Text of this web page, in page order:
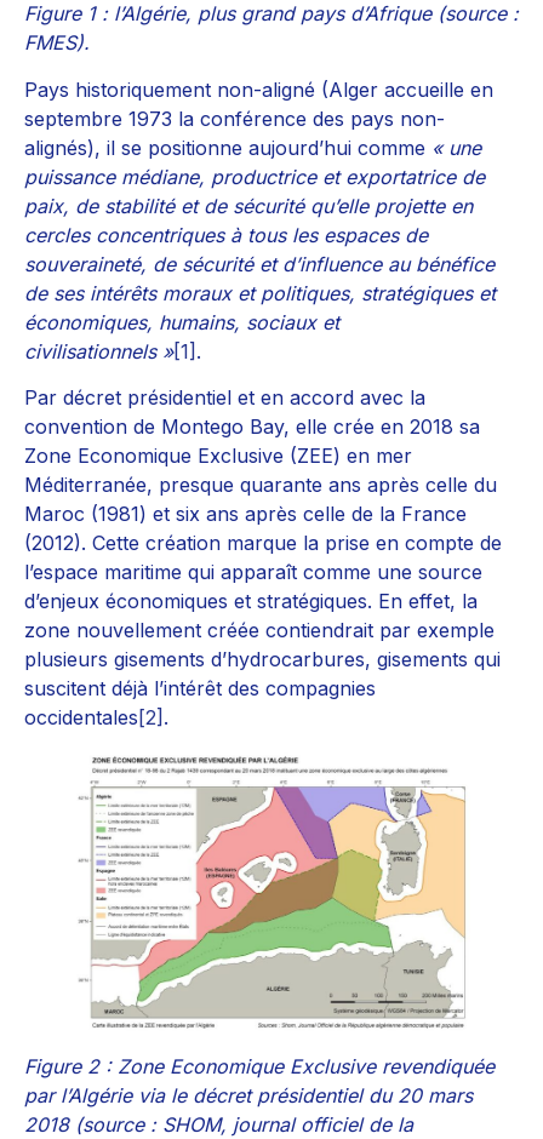
Figure 1 : l’Algérie, plus grand pays d’Afrique (source :
FMES).
Pays historiquement non-aligné (Alger accueille en
septembre 1973 la conférence des pays non-
alignés), il se positionne aujourd’hui comme « une
puissance médiane, productrice et exportatrice de
paix, de stabilité et de sécurité qu’elle projette en
cercles concentriques à tous les espaces de
souveraineté, de sécurité et d’influence au bénéfice
de ses intérêts moraux et politiques, stratégiques et
économiques, humains, sociaux et
civilisationnels »[1] .
Par décret présidentiel et en accord avec la
convention de Montego Bay, elle crée en 2018 sa
Zone Economique Exclusive (ZEE) en mer
Méditerranée, presque quarante ans après celle du
Maroc (1981) et six ans après celle de la France
(2012). Cette création marque la prise en compte de
l’espace maritime qui apparaît comme une source
d’enjeux économiques et stratégiques. En effet, la
zone nouvellement créée contiendrait par exemple
plusieurs gisements d’hydrocarbures, gisements qui
suscitent déjà l’intérêt des compagnies
occidentales [2] .
Figure 2 : Zone Economique Exclusive revendiquée
par l’Algérie via le décret présidentiel du 20 mars
2018 (source : SHOM, journal officiel de la